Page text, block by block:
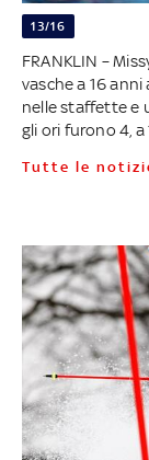
13/16
FRANKLIN –
vasche a 16
nelle staffette e
gli ori furono 4, a
Tutte le